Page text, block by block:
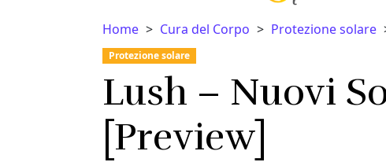
Home Cura del Corpo Protezione solare
Protezione solare
Lush – Nuovi
[Preview]